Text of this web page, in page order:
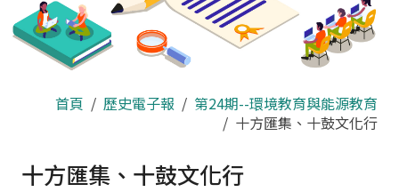
區
首頁 歷史電子報
第24期--環境教育與能源教育
十方匯集、十鼓文化行
十方匯集、十鼓文化行